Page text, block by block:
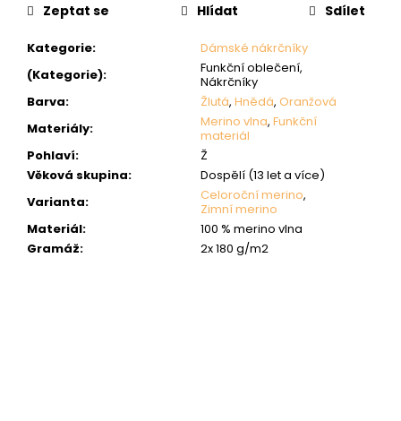
Kategorie:
Dámské nákrčníky
(Kategorie):
Funkční oblečení,
Nákrčníky
Barva: Žlutá, Hnědá, Oranžová
Materiály: Merino vlna, Funkční
materiál
Pohlaví:
Ž
Věková skupina:
Dospělí (13 let a více)
Varianta: Celoroční merino,
Zimní merino
Materiál:
100 % merino vlna
Gramáž: 2x 180 g/m2
Zeptat se Hlídat Sdílet